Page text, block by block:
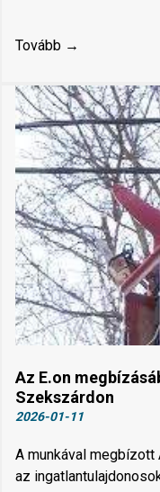
Tovább →
Az E.on
Szekszárdon
2026-01-11
A munkával
az